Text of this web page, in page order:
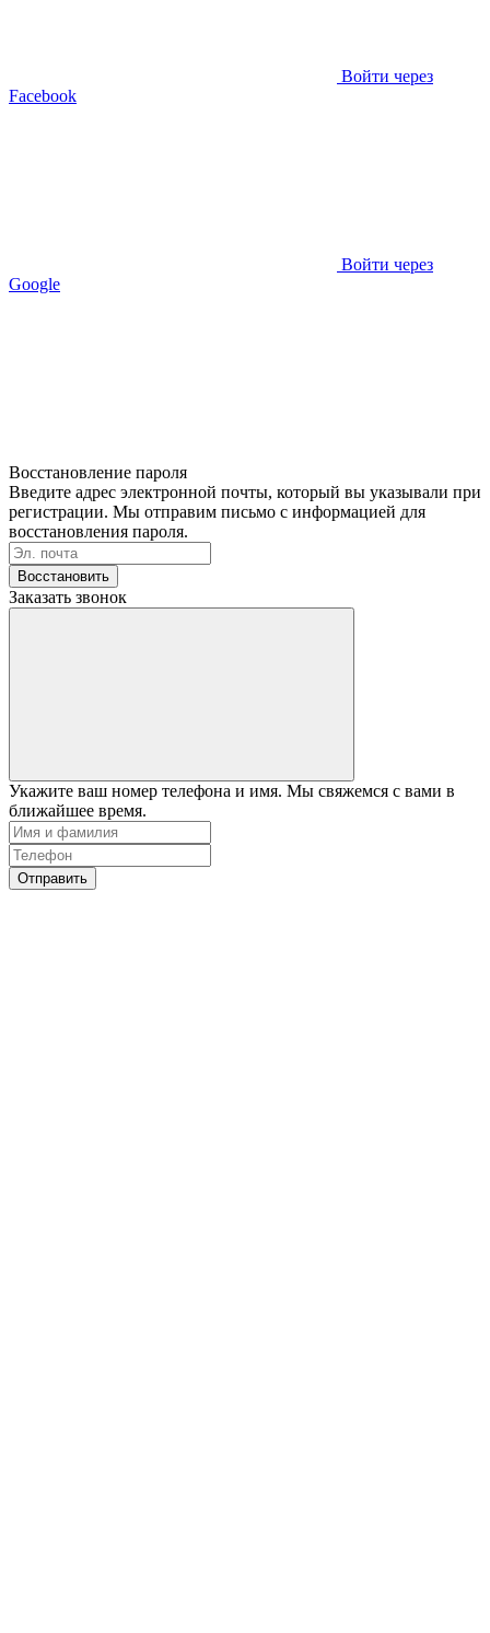
Войти через
Facebook
Войти через
Google
Восстановление пароля
Введите адрес электронной почты, который вы указывали при
регистрации. Мы отправим письмо с информацией для
восстановления пароля.
Восстановить
Заказать звонок
Укажите ваш номер телефона и имя. Мы свяжемся с вами в
ближайшее время.
Отправить